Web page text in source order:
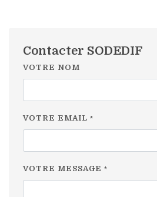
Contacter SODEDIF
VOTRE NOM
VOTRE EMAIL *
VOTRE MESSAGE *